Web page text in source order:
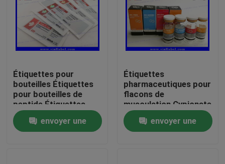
Maison
Produits
Étiquettes pour
bouteilles Étiquettes
pour bouteilles de
peptide Étiquettes
pour flacons de 10 ml
Étiquettes pour
petites bouteilles
envoyer une
Étiquettes
pharmaceutiques pour
flacons de
musculation Cypionate
25x60mm certifiées
ISO pour flacons de
10 ml
envoyer une